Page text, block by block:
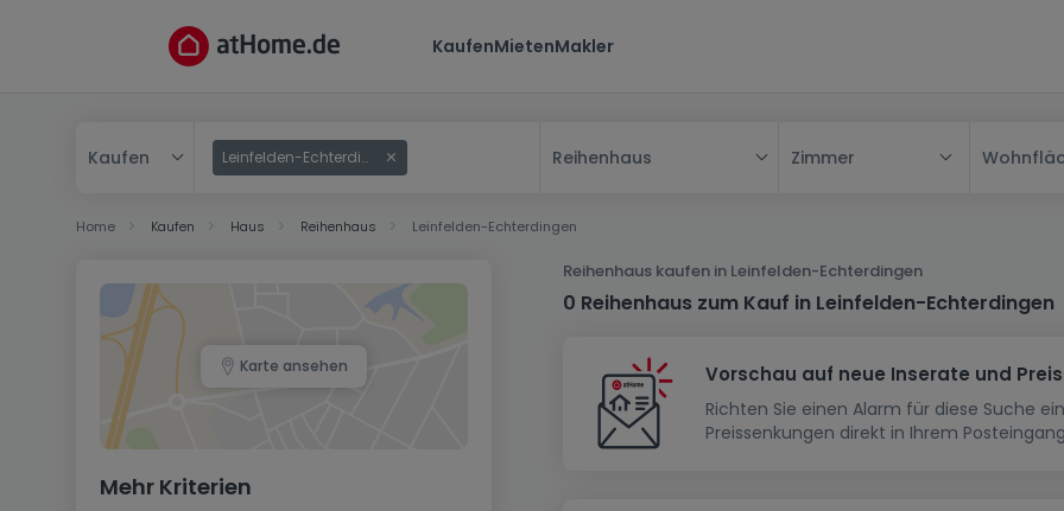
KaufenMietenMakler
Kaufen Leinfelden-Echterdingen Reihenhaus
Haus
Reihenhaus
Doppelhaushälfte
Wohnung
Schlafzimmer
1-Zimmer-Apartment
Wohnanlage
Wohnsiedlung
Haus bauen
Musterhaus
Renditeobjekt
Zimmer
Home Kaufen Haus Reihenhaus Leinfelden-Echterdingen
Reihenhaus kaufen in Leinfelden-Echterdingen
0 Reihenhaus zum Kauf in Leinfelden-Echterdingen
Vorschau auf neue Inserate und
Richten Sie einen Alarm für diese Suche
Preissenkungen direkt in Ihrem
Karte ansehen
Mehr Kriterien